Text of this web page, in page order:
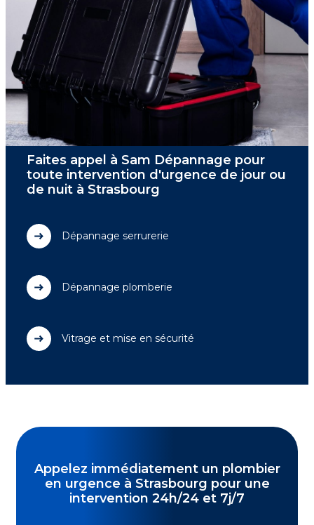
Faites appel à Sam Dépannage pour
toute intervention d'urgence de jour ou
de nuit à Strasbourg
Dépannage serrurerie
Dépannage plomberie
Vitrage et mise en sécurité
Appelez immédiatement un plombier
en urgence à Strasbourg pour une
intervention 24h/24 et 7j/7